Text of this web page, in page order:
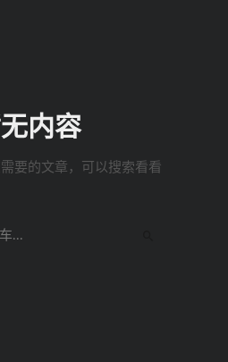
内容
要的文章，可以搜索看看